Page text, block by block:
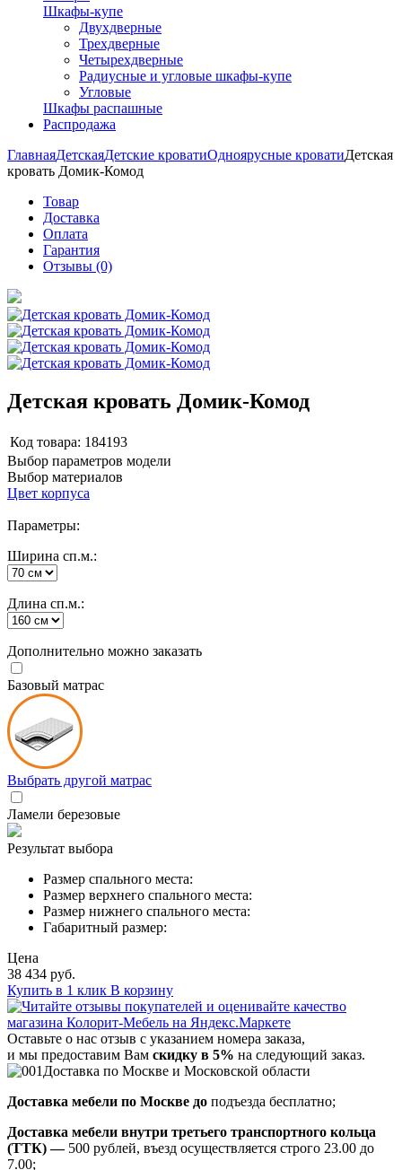
Шкафы-купе
Двухдверные
Трехдверные
Четырехдверные
Радиусные и угловые шкафы-купе
Угловые
Шкафы распашные
Распродажа
ГлавнаяДетскаяДетские кроватиОдноярусные кроватиДетская
кровать Домик-Комод
Товар
Доставка
Оплата
Гарантия
Отзывы (0)
Детская кровать Домик-Комод
Код товара: 184193
Выбор параметров модели
Выбор материалов
Цвет корпуса
Параметры:
Ширина сп.м.:
Длина сп.м.:
Дополнительно можно заказать
Базовый матрас
Выбрать другой матрас
Ламели березовые
Результат выбора
Размер спального места:
Размер верхнего спального места:
Размер нижнего спального места:
Габаритный размер:
Цена
38 434 руб.
Купить в 1 клик В корзину
Оставьте о нас отзыв с указанием номера заказа,
и мы предоставим Вам скидку в 5% на следующий заказ.
Доставка по Москве и Московской области
Доставка мебели по Москве до подъезда бесплатно;
Доставка мебели внутри третьего транспортного кольца
(ТТК) —500 рублей, въезд осуществляется строго 23.00 до
7.00;